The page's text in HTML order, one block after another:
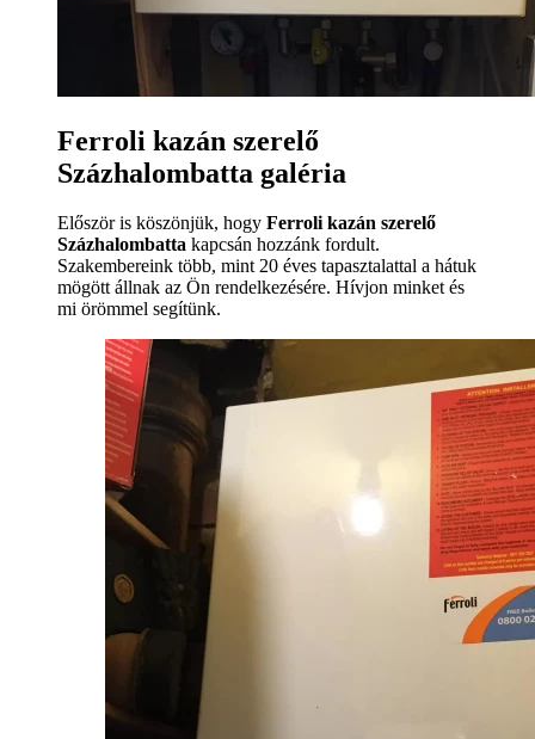
Ferroli kazán szerelő
Százhalombatta galéria
Először is köszönjük, hogy Ferroli kazán szerelő
Százhalombatta kapcsán hozzánk fordult.
Szakembereink több, mint 20 éves tapasztalattal a hátuk
mögött állnak az Ön rendelkezésére. Hívjon minket és
mi örömmel segítünk.